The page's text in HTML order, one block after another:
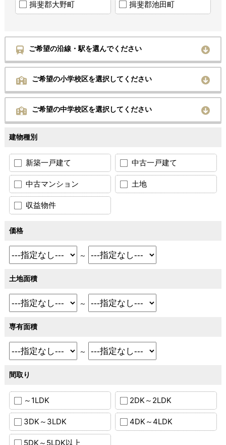
揖斐郡大野町 揖斐郡池田町
ご希望の沿線・駅を選んでください
ご希望の小学校区を選択してください
ご希望の中学校区を選択してください
建物種別
新築一戸建て 中古一戸建て
中古マンション 土地
収益物件
価格
～
土地面積
～
専有面積
～
間取り
～1LDK 2DK～2LDK
3DK～3LDK 4DK～4LDK
5DK～5LDK以上